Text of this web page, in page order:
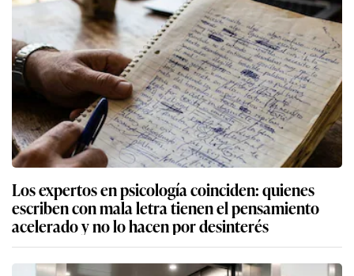
Los expertos en psicología coinciden: quienes
escriben con mala letra tienen el pensamiento
acelerado y no lo hacen por desinterés